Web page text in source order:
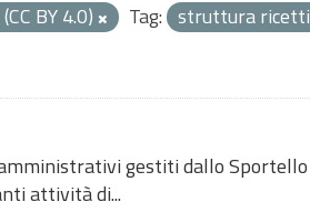
BY 4.0)
Tag: struttura
gestiti dallo
attività di...